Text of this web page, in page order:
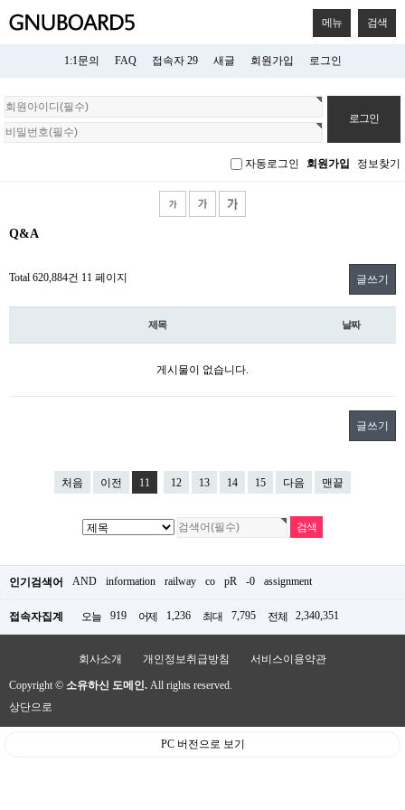
메뉴 검색
1:1문의 FAQ 접속자 29 새글 회원가입 로그인
회
원
로
자동로그인 회원가입 정보찾기
Q&A
Total 620,884건 11 페이지 글쓰기
제목 날짜
게시물이 없습니다.
글쓰기
처음 이전 11 12 13 14 15 다음 맨끝
인기검색어 AND information railway co pR -0 assignment
접속자집계 오늘 919 어제 1,236 최대 7,795 전체 2,340,351
회사소개 개인정보취급방침 서비스이용약관
Copyright © 소유하신 도메인. All rights reserved.
상단으로
PC 버전으로 보기